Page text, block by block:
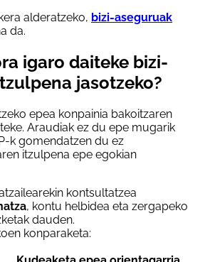
alderatzeko, bizi-aseguruak
da.
igaro daiteke bizi-
jasotzeko?
epea konpainia bakoitzaren
Araudiak ez du epe mugarik
k gomendatzen du ez
itzulpena epe egokian
kontsultatzea
, kontu helbidea eta zergapeko
dauden.
konparaketa: